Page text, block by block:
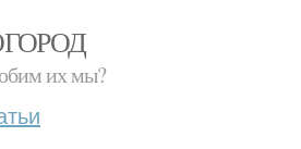
их мы?